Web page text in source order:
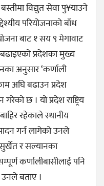
विद्युत सेवा पु¥याउने
परियोजनाको बाँध
बाट १ सय ९ मेगावाट
बढाइएको प्रदेशका मुख्य
अनुसार ‘कर्णाली
अघि बढाउन प्रदेश
छ । यो प्रदेश राष्ट्रिय
रहेकाले स्थानीय
गर्न लागेको उनले
र सल्यानका
कर्णालीबासीलाई पनि
बताए ।